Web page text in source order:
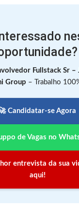
Fullstack Sr –
Group – Trabalho
Candidatar-se Agora
de Vagas no
entrevista da sua
aqui!